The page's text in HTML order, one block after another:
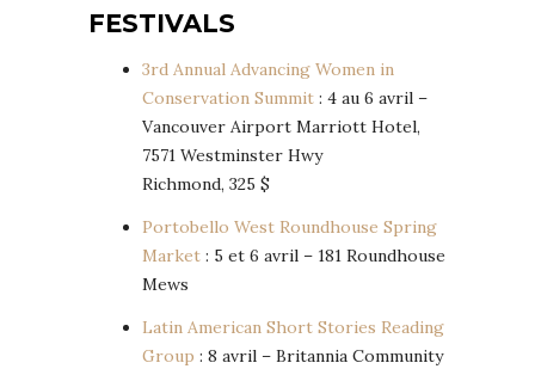
FESTIVALS
3rd Annual Advancing Women in
Conservation Summit : 4 au 6 avril –
Vancouver Airport Marriott Hotel,
7571 Westminster Hwy
Richmond, 325 $
Portobello West Roundhouse Spring
Market : 5 et 6 avril – 181 Roundhouse
Mews
Latin American Short Stories Reading
Group : 8 avril – Britannia Community